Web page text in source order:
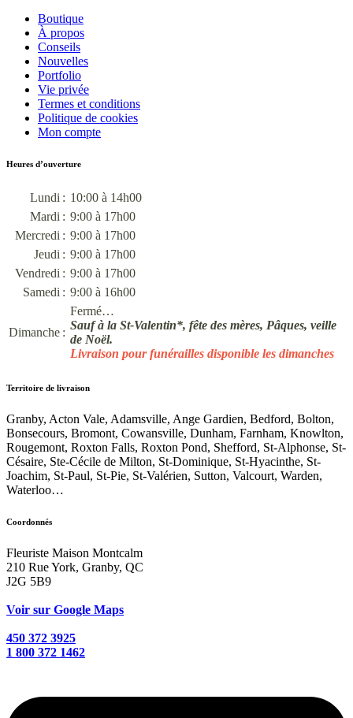
Boutique
À propos
Conseils
Nouvelles
Portfolio
Vie privée
Termes et conditions
Politique de cookies
Mon compte
Heures d’ouverture
Lundi : 10:00 à 14h00
Mardi : 9:00 à 17h00
Mercredi : 9:00 à 17h00
Jeudi : 9:00 à 17h00
Vendredi : 9:00 à 17h00
Samedi : 9:00 à 16h00
Dimanche :
Fermé…
Sauf à la St-Valentin*, fête des mères, Pâques, veille
de Noël.
Livraison pour funérailles disponible les dimanches
Territoire de livraison
Granby, Acton Vale, Adamsville, Ange Gardien, Bedford, Bolton,
Bonsecours, Bromont, Cowansville, Dunham, Farnham, Knowlton,
Rougemont, Roxton Falls, Roxton Pond, Shefford, St-Alphonse, St-
Césaire, Ste-Cécile de Milton, St-Dominique, St-Hyacinthe, St-
Joachim, St-Paul, St-Pie, St-Valérien, Sutton, Valcourt, Warden,
Waterloo…
Coordonnés
Fleuriste Maison Montcalm
210 Rue York, Granby, QC
J2G 5B9
Voir sur Google Maps
450 372 3925
1 800 372 1462